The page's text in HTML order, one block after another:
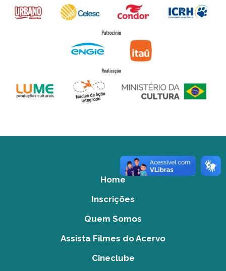
Home
Inscrições
Quem Somos
Assista Filmes do Acervo
Cineclube